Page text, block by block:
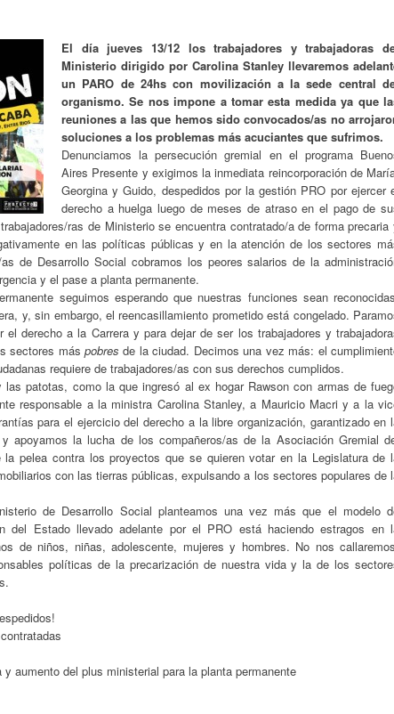
El día jueves 13/12 los trabajadores y trabajadoras
Ministerio dirigido por Carolina Stanley llevaremos
un PARO de 24hs con movilización a la sede central
organismo. Se nos impone a tomar esta medida ya que
reuniones a las que hemos sido convocados/as no
soluciones a los problemas más acuciantes que sufrimos.
Denunciamos la persecución gremial en el programa
Aires Presente y exigimos la inmediata reincorporación de
Georgina y Guido, despedidos por la gestión PRO por ejercer
derecho a huelga luego de meses de atraso en el pago de
ras de Ministerio se encuentra contratado/a de forma precaria
en las políticas públicas y en la atención de los sectores
de Desarrollo Social cobramos los peores salarios de la
y el pase a planta permanente.
seguimos esperando que nuestras funciones sean
y, sin embargo, el reencasillamiento prometido está congelado.
derecho a la Carrera y para dejar de ser los trabajadores y
sectores máspobresde la ciudad. Decimos una vez más: el
requiere de trabajadores/as con sus derechos cumplidos.
patotas, como la que ingresó al ex hogar Rawson con armas de
responsable a la ministra Carolina Stanley, a Mauricio Macri y a la
para el ejercicio del derecho a la libre organización, garantizado en
apoyamos la lucha de los compañeros/as de la Asociación Gremial
pelea contra los proyectos que se quieren votar en la Legislatura de
con las tierras públicas, expulsando a los sectores populares de
de Desarrollo Social planteamos una vez más que el modelo
del Estado llevado adelante por el PRO está haciendo estragos en
de niños, niñas, adolescente, mujeres y hombres. No nos
políticas de la precarización de nuestra vida y la de los
aumento del plus ministerial para la planta permanente